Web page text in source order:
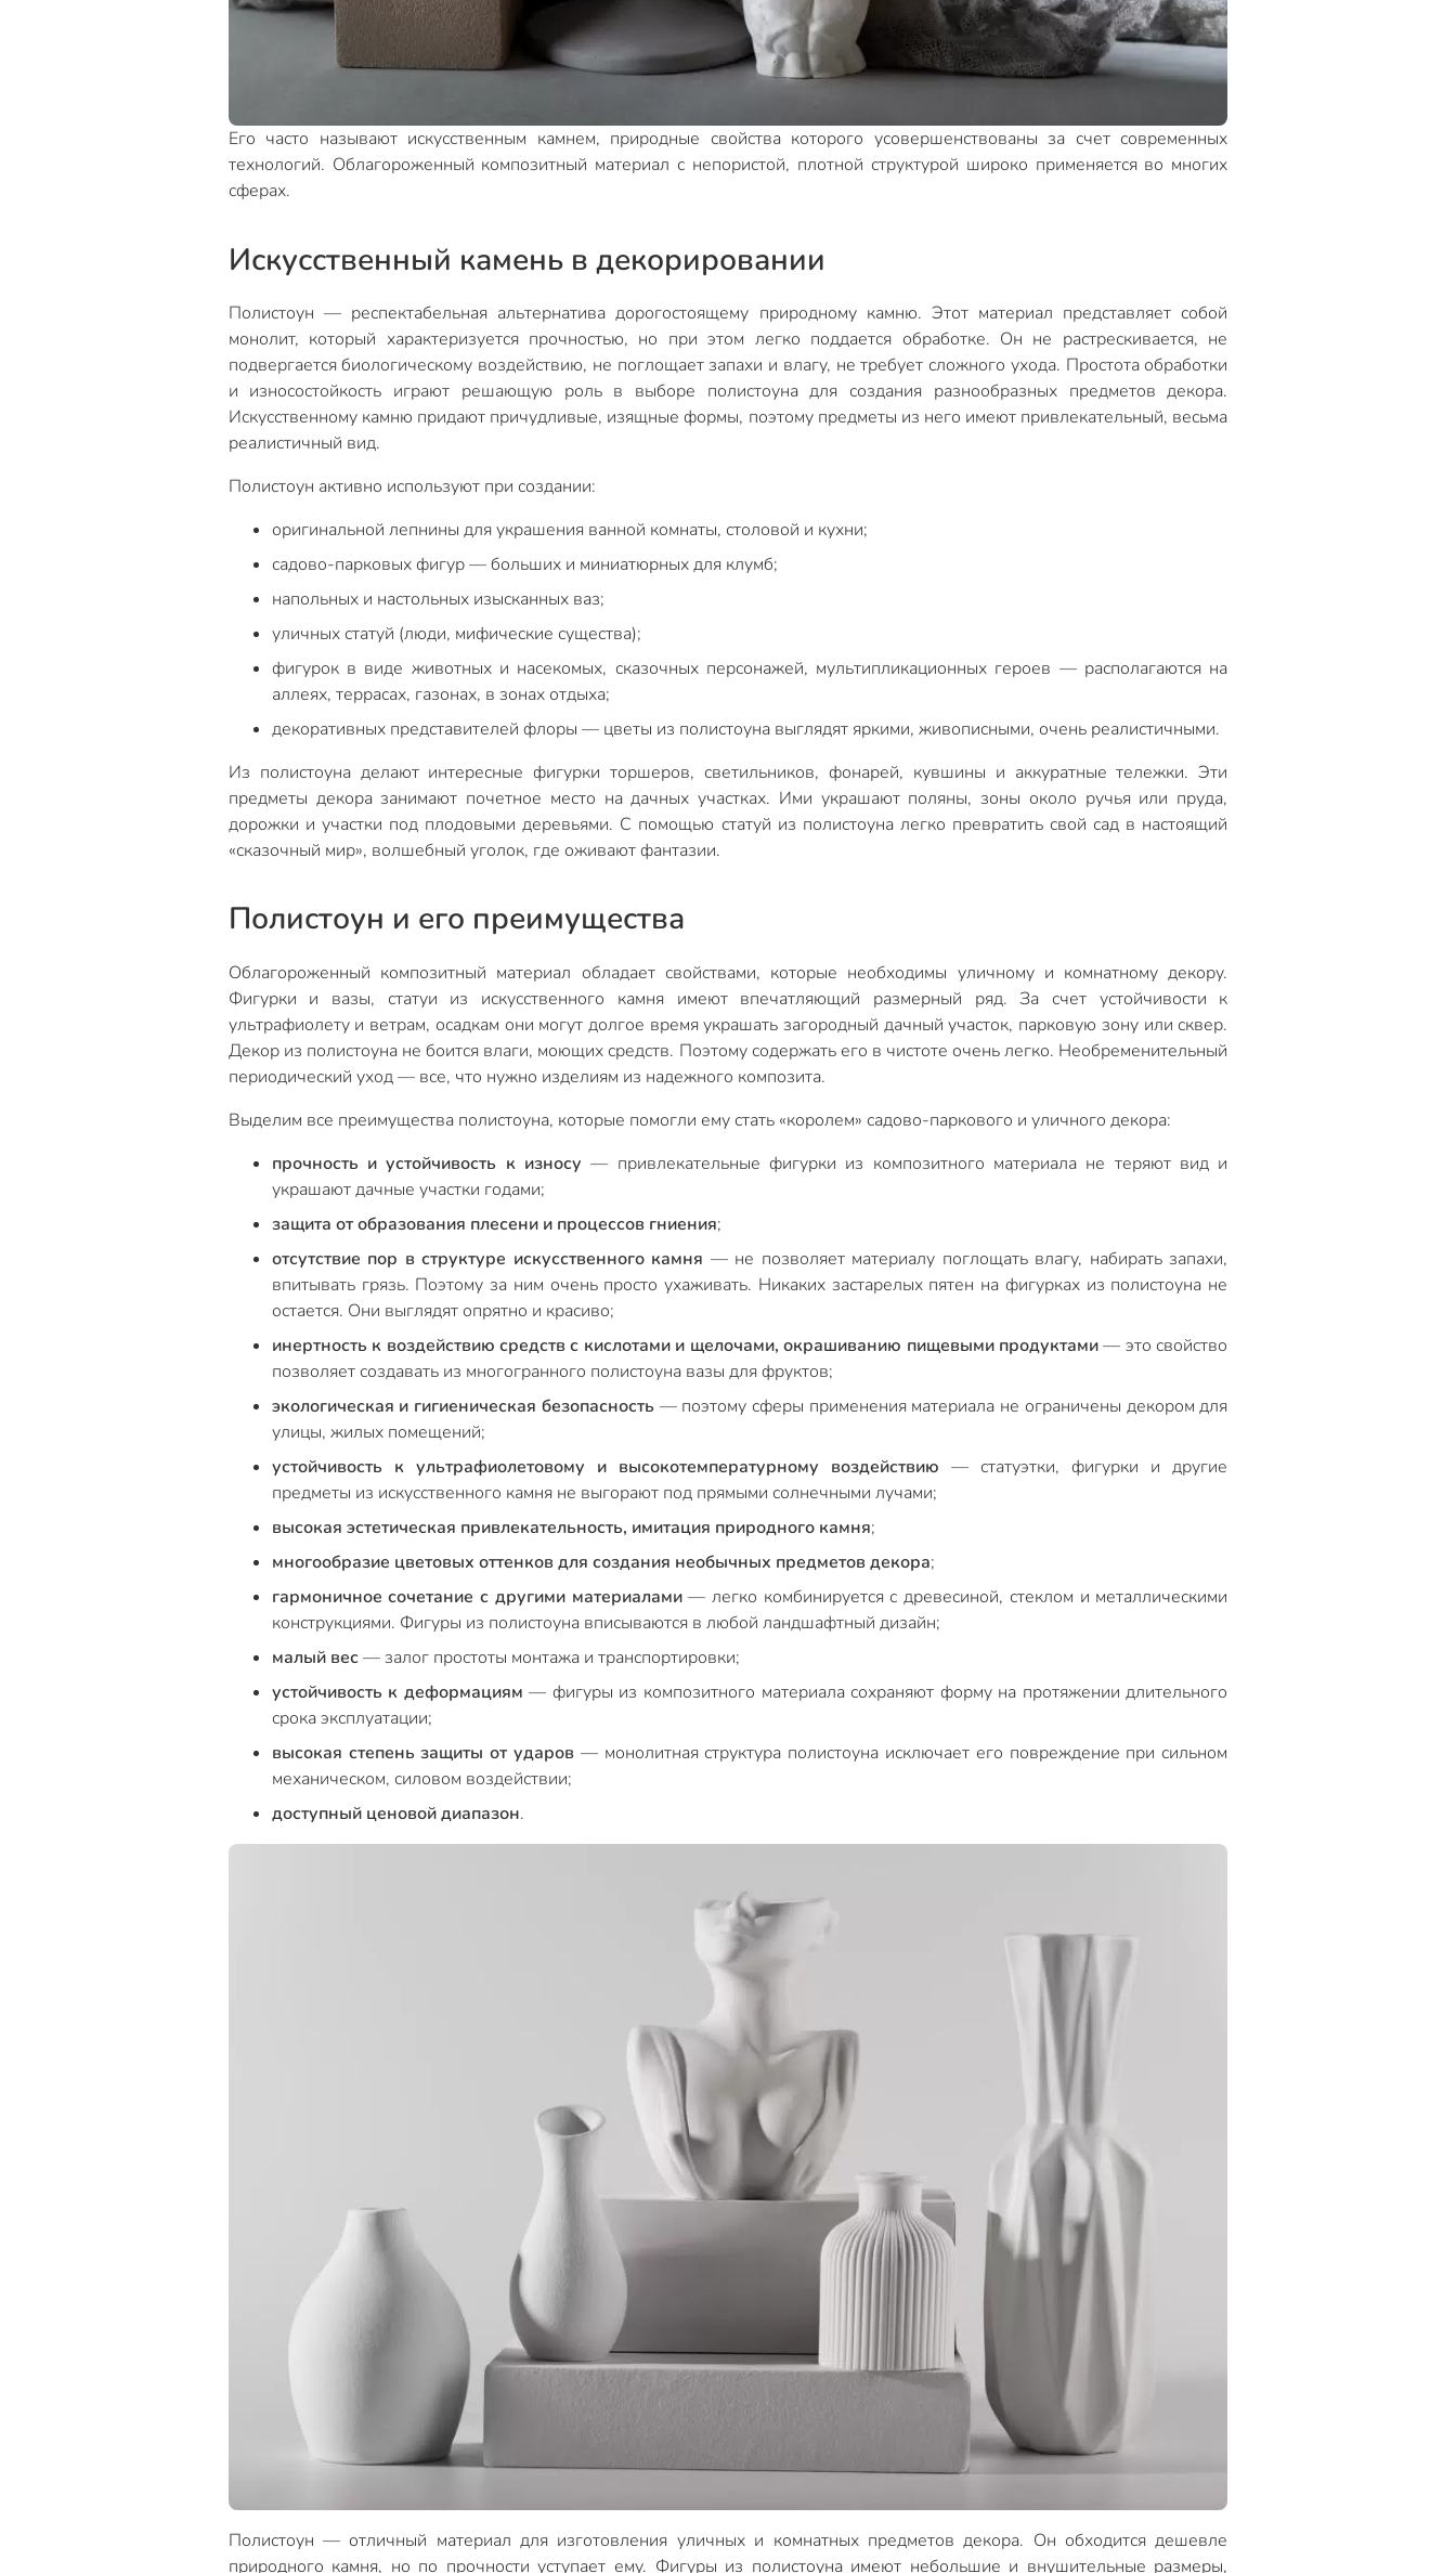
Его часто называют искусственным камнем, природные свойства которого усовершенствованы за счет современных
технологий. Облагороженный композитный материал с непористой, плотной структурой широко применяется во многих
сферах.
Искусственный камень в декорировании
Полистоун — респектабельная альтернатива дорогостоящему природному камню. Этот материал представляет собой
монолит, который характеризуется прочностью, но при этом легко поддается обработке. Он не растрескивается, не
подвергается биологическому воздействию, не поглощает запахи и влагу, не требует сложного ухода. Простота обработки
и износостойкость играют решающую роль в выборе полистоуна для создания разнообразных предметов декора.
Искусственному камню придают причудливые, изящные формы, поэтому предметы из него имеют привлекательный, весьма
реалистичный вид.
Полистоун активно используют при создании:
оригинальной лепнины для украшения ванной комнаты, столовой и кухни;
садово-парковых фигур — больших и миниатюрных для клумб;
напольных и настольных изысканных ваз;
уличных статуй (люди, мифические существа);
фигурок в виде животных и насекомых, сказочных персонажей, мультипликационных героев — располагаются на
аллеях, террасах, газонах, в зонах отдыха;
декоративных представителей флоры — цветы из полистоуна выглядят яркими, живописными, очень реалистичными.
Из полистоуна делают интересные фигурки торшеров, светильников, фонарей, кувшины и аккуратные тележки. Эти
предметы декора занимают почетное место на дачных участках. Ими украшают поляны, зоны около ручья или пруда,
дорожки и участки под плодовыми деревьями. С помощью статуй из полистоуна легко превратить свой сад в настоящий
«сказочный мир», волшебный уголок, где оживают фантазии.
Полистоун и его преимущества
Облагороженный композитный материал обладает свойствами, которые необходимы уличному и комнатному декору.
Фигурки и вазы, статуи из искусственного камня имеют впечатляющий размерный ряд. За счет устойчивости к
ультрафиолету и ветрам, осадкам они могут долгое время украшать загородный дачный участок, парковую зону или сквер.
Декор из полистоуна не боится влаги, моющих средств. Поэтому содержать его в чистоте очень легко. Необременительный
периодический уход — все, что нужно изделиям из надежного композита.
Выделим все преимущества полистоуна, которые помогли ему стать «королем» садово-паркового и уличного декора:
прочность и устойчивость к износу — привлекательные фигурки из композитного материала не теряют вид и
украшают дачные участки годами;
защита от образования плесени и процессов гниения;
отсутствие пор в структуре искусственного камня — не позволяет материалу поглощать влагу, набирать запахи,
впитывать грязь. Поэтому за ним очень просто ухаживать. Никаких застарелых пятен на фигурках из полистоуна не
остается. Они выглядят опрятно и красиво;
инертность к воздействию средств с кислотами и щелочами, окрашиванию пищевыми продуктами— это свойство
позволяет создавать из многогранного полистоуна вазы для фруктов;
экологическая и гигиеническая безопасность — поэтому сферы применения материала не ограничены декором для
улицы, жилых помещений;
устойчивость к ультрафиолетовому и высокотемпературному воздействию — статуэтки, фигурки и другие
предметы из искусственного камня не выгорают под прямыми солнечными лучами;
высокая эстетическая привлекательность, имитация природного камня;
многообразие цветовых оттенков для создания необычных предметов декора;
гармоничное сочетание с другими материалами— легко комбинируется с древесиной, стеклом и металлическими
конструкциями. Фигуры из полистоуна вписываются в любой ландшафтный дизайн;
малый вес— залог простоты монтажа и транспортировки;
устойчивость к деформациям — фигуры из композитного материала сохраняют форму на протяжении длительного
срока эксплуатации;
высокая степень защиты от ударов— монолитная структура полистоуна исключает его повреждение при сильном
механическом, силовом воздействии;
доступный ценовой диапазон.
Полистоун — отличный материал для изготовления уличных и комнатных предметов декора. Он обходится дешевле
природного камня, но по прочности уступает ему. Фигуры из полистоуна имеют небольшие и внушительные размеры,